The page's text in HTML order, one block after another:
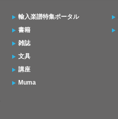
輸入楽譜特集ポータル
書籍
雑誌
文具
講座
Muma